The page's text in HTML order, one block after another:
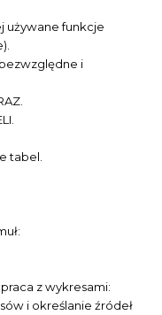
używane funkcje
i
tabel.
z wykresami:
i określanie źródeł